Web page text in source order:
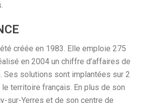
créée en 1983. Elle emploie 275
en 2004 un chiffre d’affaires de
Ses solutions sont implantées sur 2
territoire français. En plus de son
sur-Yerres et de son centre de